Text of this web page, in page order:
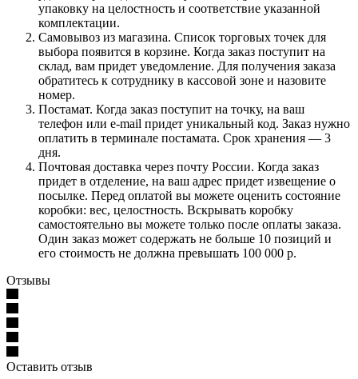
упаковку на целостность и соответствие указанной
комплектации.
Самовывоз из магазина. Список торговых точек для
выбора появится в корзине. Когда заказ поступит на
склад, вам придет уведомление. Для получения заказа
обратитесь к сотруднику в кассовой зоне и назовите
номер.
Постамат. Когда заказ поступит на точку, на ваш
телефон или e-mail придет уникальный код. Заказ нужно
оплатить в терминале постамата. Срок хранения — 3
дня.
Почтовая доставка через почту России. Когда заказ
придет в отделение, на ваш адрес придет извещение о
посылке. Перед оплатой вы можете оценить состояние
коробки: вес, целостность. Вскрывать коробку
самостоятельно вы можете только после оплаты заказа.
Один заказ может содержать не больше 10 позиций и
его стоимость не должна превышать 100 000 р.
Отзывы
Оставить отзыв